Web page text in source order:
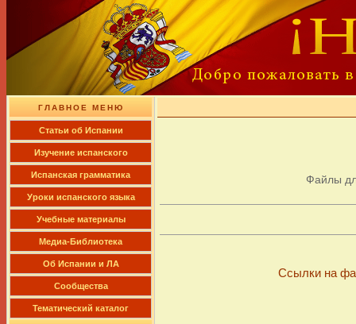
ГЛАВНОЕ МЕНЮ
Cтатьи об Испании
Изучение испанского
Испанская грамматика
Уроки испанского языка
Учебные материалы
Медиа-Библиотека
Об Испании и ЛА
Сообщества
Тематический каталог
Файлы
Ссылки на